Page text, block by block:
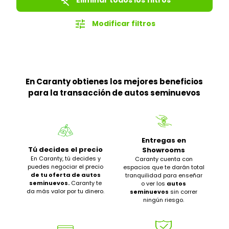
tune Modificar filtros
En Caranty obtienes los mejores beneficios
para la transacción de autos seminuevos
Tú decides el precio
En Caranty, tú decides y
puedes negociar el precio
de tu oferta de autos
seminuevos. Caranty te
da más valor por tu dinero.
Entregas en
Showrooms
Caranty cuenta con
espacios que te darán total
tranquilidad para enseñar
o ver los autos
seminuevos sin correr
ningún riesgo.